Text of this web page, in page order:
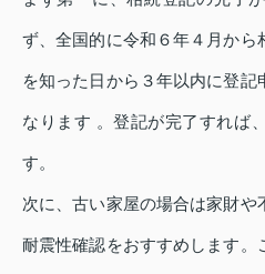
ず、全国的に令和６年４月から
を知った日から３年以内に登記
なります 。登記が完了すれば
す。
次に、古い家屋の場合は家財
耐震性確認をおすすめします。